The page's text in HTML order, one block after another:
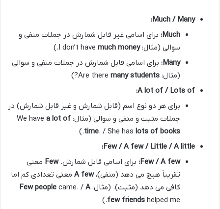
Much / Many:
Much: برای اسامی غیر قابل شمارش در جملات منفی و
سوالی (مثال: I don’t havemuch money
.)
Many: برای اسامی قابل شمارش در جملات منفی و سوالی
(مثال: Are there many students
?)
A lot of / Lots of:
برای هر دو نوع اسم (قابل شمارش و غیر قابل شمارش) در
جملات مثبت و منفی و سوالی (مثال: We have a lot of
time. / She has lots of books
.)
Few / A few / Little / A little:
Few / A few: برای اسامی قابل شمارش.Few معنی
تقریباً هیچ می دهد (منفی)،A few معنی تعدادی کم اما
کافی می دهد (مثبت). (مثال:
Few people came. / A
few friends helped me.)